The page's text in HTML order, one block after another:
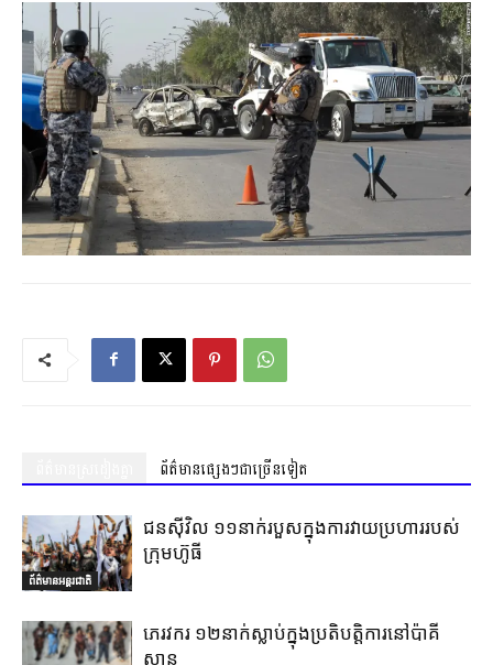
ព័ត៌មានផ្សេងៗជាច្រើនទៀត
ព័ត៌មានអន្តរជាតិ
ជនស៊ីវិល ១១នាក់របួសក្នុងការវាយប្រហាររបស់
ក្រុមហ៊ូធី
ភេរវករ ១២នាក់ស្លាប់ក្នុងប្រតិបត្តិការនៅប៉ាគី
ស្ថាន